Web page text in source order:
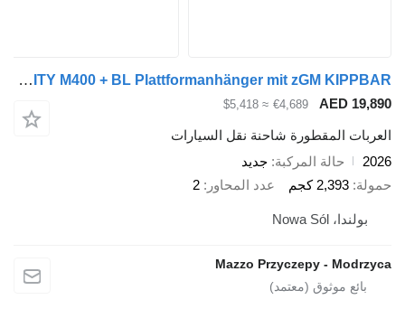
Lohr GRAVITY M400 + BL Plattformanhänger mit zGM KIPPBAR
€4,689
≈ $5,418
المقطورة شاحنة نقل السيارات
حالة المركبة جديد
2,393 كجم
عدد المحاور 2
Mazzo Przyczepy -